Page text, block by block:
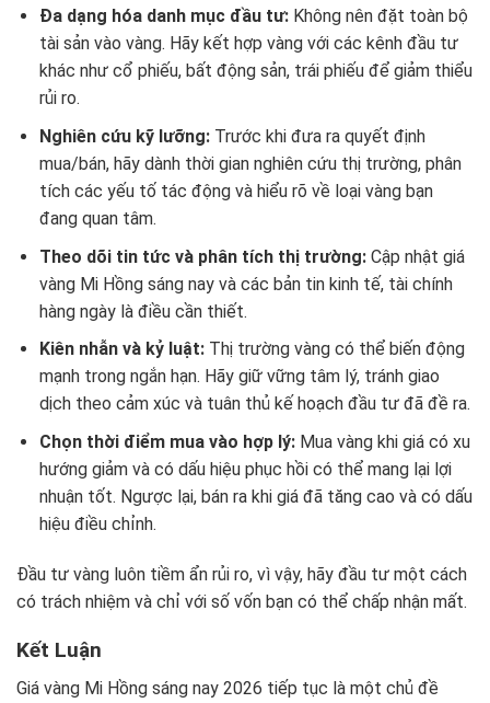
Đa dạng hóa danh mục đầu tư:Không nên đặt toàn bộ
tài sản vào vàng. Hãy kết hợp vàng với các kênh đầu tư
khác như cổ phiếu, bất động sản, trái phiếu để giảm thiểu
rủi ro.
Nghiên cứu kỹ lưỡng:Trước khi đưa ra quyết định
mua/bán, hãy dành thời gian nghiên cứu thị trường, phân
tích các yếu tố tác động và hiểu rõ về loại vàng bạn
đang quan tâm.
Theo dõi tin tức và phân tích thị trường:Cập nhật giá
vàng Mi Hồng sáng nay và các bản tin kinh tế, tài chính
hàng ngày là điều cần thiết.
Kiên nhẫn và kỷ luật:Thị trường vàng có thể biến động
mạnh trong ngắn hạn. Hãy giữ vững tâm lý, tránh giao
dịch theo cảm xúc và tuân thủ kế hoạch đầu tư đã đề ra.
Chọn thời điểm mua vào hợp lý:Mua vàng khi giá có xu
hướng giảm và có dấu hiệu phục hồi có thể mang lại lợi
nhuận tốt. Ngược lại, bán ra khi giá đã tăng cao và có dấu
hiệu điều chỉnh.
Đầu tư vàng luôn tiềm ẩn rủi ro, vì vậy, hãy đầu tư một cách
có trách nhiệm và chỉ với số vốn bạn có thể chấp nhận mất.
Kết Luận
Giá vàng Mi Hồng sáng nay 2026 tiếp tục là một chủ đề